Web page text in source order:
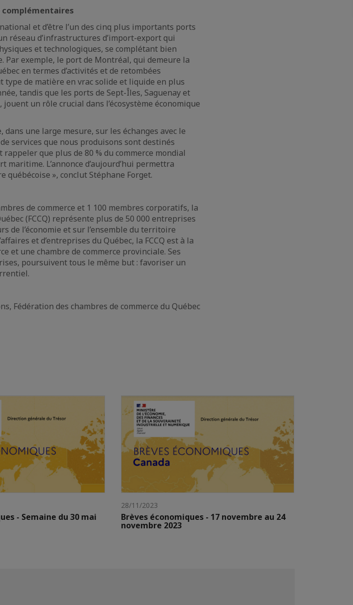
et d’être l’un des cinq plus importants ports
réseau d’infrastructures d’import-export qui
et technologiques, se complétant bien
Par exemple, le port de Montréal, qui demeure la
en termes d’activités et de retombées
de matière en vrac solide et liquide en plus
tandis que les ports de Sept-Îles, Saguenay et
un rôle crucial dans l’écosystème économique
dans une large mesure, sur les échanges avec le
services que nous produisons sont destinés
que plus de 80 % du commerce mondial
L’annonce d’aujourd’hui permettra
québécoise », conclut Stéphane Forget.
de commerce et 1 100 membres corporatifs, la
(FCCQ) représente plus de 50 000 entreprises
de l’économie et sur l’ensemble du territoire
et d’entreprises du Québec, la FCCQ est à la
et une chambre de commerce provinciale. Ses
poursuivent tous le même but : favoriser un
Fédération des chambres de commerce du Québec
- Semaine du 30 mai
28/11/2023
Brèves économiques - 17 novembre au 24
novembre 2023